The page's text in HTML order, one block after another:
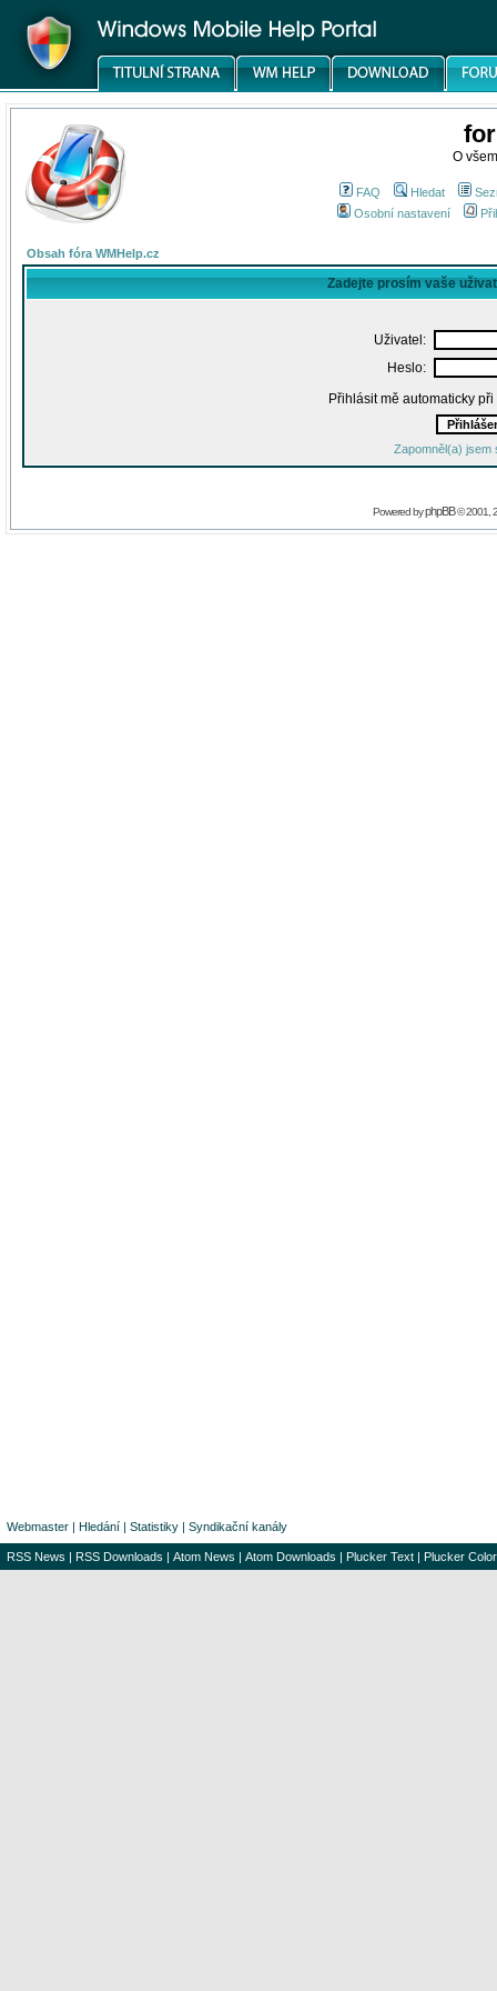
O
FAQ Hledat
Osobní nastavení
Obsah fóra WMHelp.cz
Zadejte prosím vaše
Uživatel:
Heslo:
Přihlásit mě automaticky
Zapomněl(a) jsem
Powered byphpBB© 2001,
Webmaster | Hledání | Statistiky | Syndikační kanály
RSS News | RSS Downloads | Atom News | Atom Downloads | Plucker Text | Plucker Color